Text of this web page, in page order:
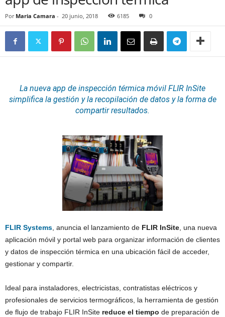
Por Maria Camara - 20 junio, 2018 6185 0
La nueva app de inspección térmica móvil FLIR InSite
simplifica la gestión y la recopilación de datos y la forma de
compartir resultados.
FLIR Systems , anuncia el lanzamiento de FLIR InSite , una nueva
aplicación móvil y portal web para organizar información de clientes
y datos de inspección térmica en una ubicación fácil de acceder,
gestionar y compartir.
Ideal para instaladores, electricistas, contratistas eléctricos y
profesionales de servicios termográficos, la herramienta de gestión
de flujo de trabajo FLIR InSite reduce el tiempo de preparación de